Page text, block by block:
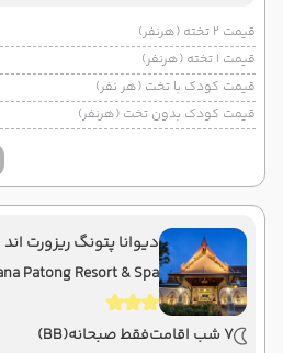
قیمت 2 تخته (هرنفر)
قیمت 1 تخته (هرنفر)
قیمت کودک با تخت (هر نفر)
قیمت کودک بدون تخت (هرنفر)
دیوانا پتونگ ریزورت اند
Patong Resort & Spa
7 شب اقامت فقط صبحانه(BB)